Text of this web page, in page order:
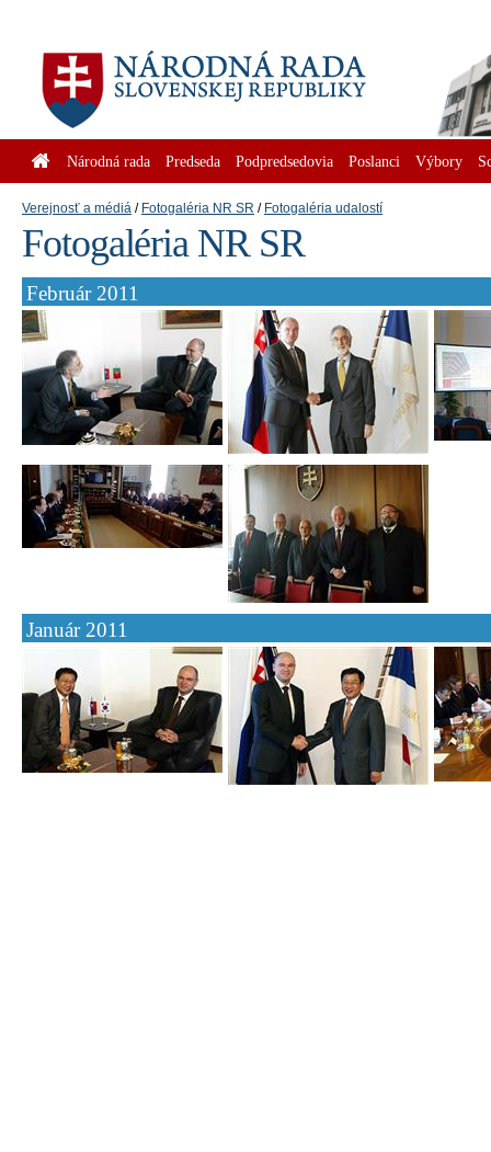
Národná rada Predseda Podpredsedovia Poslanci Výbory
Verejnosť a médiá Fotogaléria NR SR Fotogaléria udalostí
Fotogaléria NR SR
Február 2011
Január 2011